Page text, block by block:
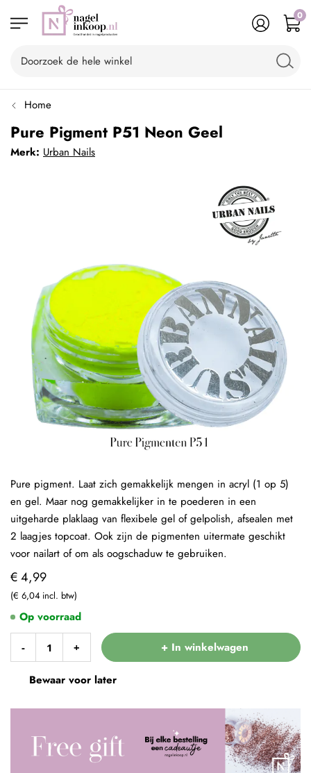
0
Home
Pure Pigment P51 Neon Geel
Merk: Urban Nails
€ 4,99
€ 6,04
- + + In winkelwagen
Bewaar voor later
Op voorraad
Pure pigment. Laat zich gemakkelijk mengen in acryl (1 op 5)
en gel. Maar nog gemakkelijker in te poederen in een
uitgeharde plaklaag van flexibele gel of gelpolish, afsealen met
2 laagjes topcoat. Ook zijn de pigmenten uitermate geschikt
voor nailart of om als oogschaduw te gebruiken.